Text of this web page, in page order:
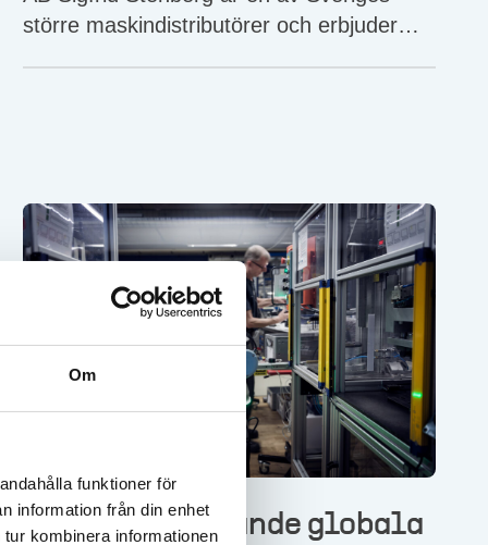
Om
funktioner för
information från din enhet
kombinera informationen
större maskindistributörer och erbjuder
CEJN – Den ledande globala